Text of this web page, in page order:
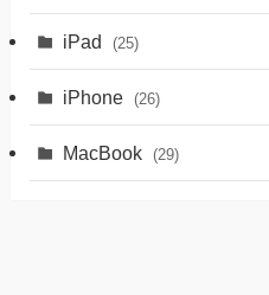
iPad (25)
iPhone (26)
MacBook (29)